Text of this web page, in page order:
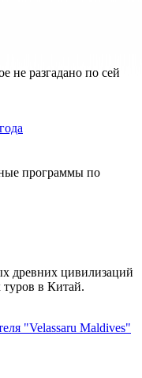
не разгадано по сей
программы по
древних цивилизаций
в Китай.
"Velassaru Maldives"